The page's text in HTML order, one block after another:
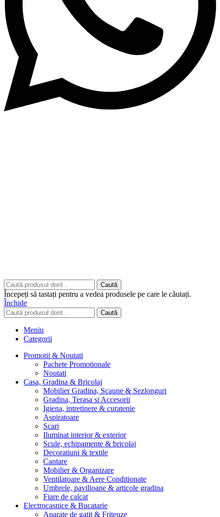
Caută
Începeți să tastați pentru a vedea produsele pe care le căutați.
Închide
Caută
Meniu
Categorii
Promotii & Noutati
Pachete Promotionale
Noutati
Casa, Gradina & Bricolaj
Mobilier Gradina, Scaune & Sezlonguri
Gradina, Terasa si Accesorii
Igiena, intretinere & curatenie
Aspiratoare
Scari
Iluminat interior & exterior
Scule, echipamente & bricolaj
Decoratiuni & textile
Cantare
Mobilier & Organizare
Ventilatoare & Aere Conditionate
Umbrele, pavilioane & articole gradina
Fiare de calcat
Electrocasnice & Bucatarie
Aparate de gatit & Friteuze